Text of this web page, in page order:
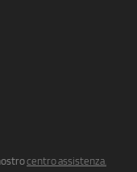
centro assistenza